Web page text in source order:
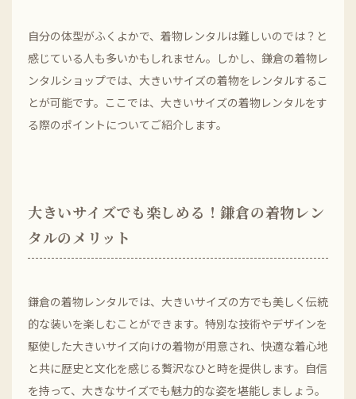
自分の体型がふくよかで、着物レンタルは難しいのでは？と
感じている人も多いかもしれません。しかし、鎌倉の着物レ
ンタルショップでは、大きいサイズの着物をレンタルするこ
とが可能です。ここでは、大きいサイズの着物レンタルをす
る際のポイントについてご紹介します。
大きいサイズでも楽しめる！鎌倉の着物レン
タルのメリット
鎌倉の着物レンタルでは、大きいサイズの方でも美しく伝統
的な装いを楽しむことができます。特別な技術やデザインを
駆使した大きいサイズ向けの着物が用意され、快適な着心地
と共に歴史と文化を感じる贅沢なひと時を提供します。自信
を持って、大きなサイズでも魅力的な姿を堪能しましょう。